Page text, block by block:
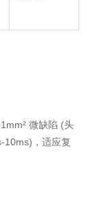
微缺陷 (头
10ms)，适应复